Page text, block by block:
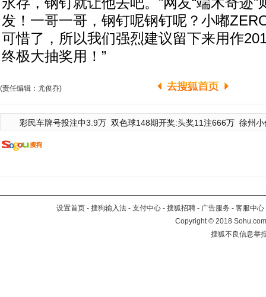
发！一哥一哥，钢钉呢钢钉呢？小嘟
可惜了，所以我们强烈建议留下来用作
终极大抽奖用！”
(责任编辑：尤俊乔)
彩民车牌号投注中3.9万 双色球148期开奖:头奖11注666万 徐州
设置首页 - 搜狗输入法 - 支付中心 - 搜狐招聘 - 广告服务 - 客服中心
Copyright©2018
搜狐不良信息举